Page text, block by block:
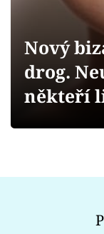
Videa
Sledujte
Nový
drog.
někteří